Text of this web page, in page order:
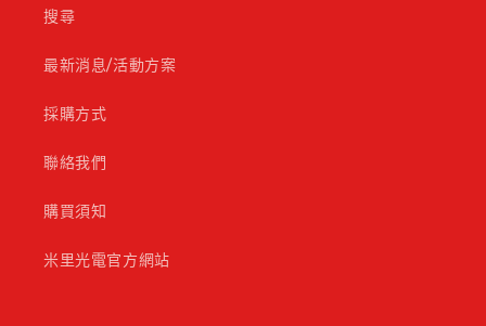
搜尋
最新消息/活動方案
採購方式
聯絡我們
購買須知
米里光電官方網站